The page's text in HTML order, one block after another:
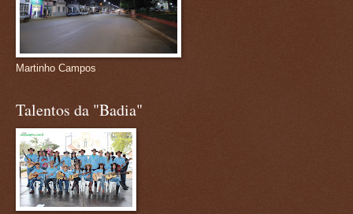
Martinho Campos
Talentos da "Badia"